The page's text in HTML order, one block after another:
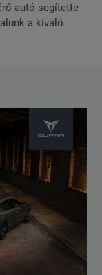
autó segítette
a kiváló